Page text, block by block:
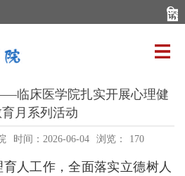
临床医学院扎实开展心理健
育月系列活动
时间：2026-06-04 浏览： 170
人工作，全面落实立德树人